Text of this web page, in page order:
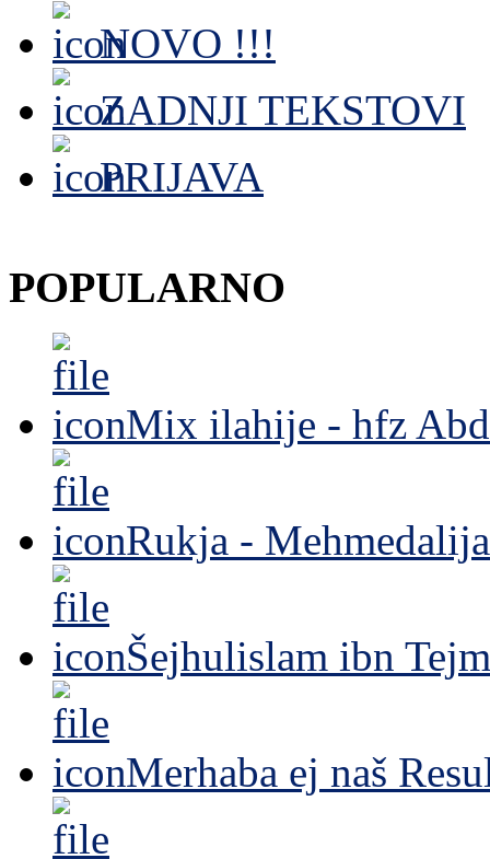
NOVO !!!
ZADNJI TEKSTOVI
PRIJAVA
POPULARNO
Mix ilahije - hfz
Rukja -
Šejhulislam ibn
Merhaba ej naš